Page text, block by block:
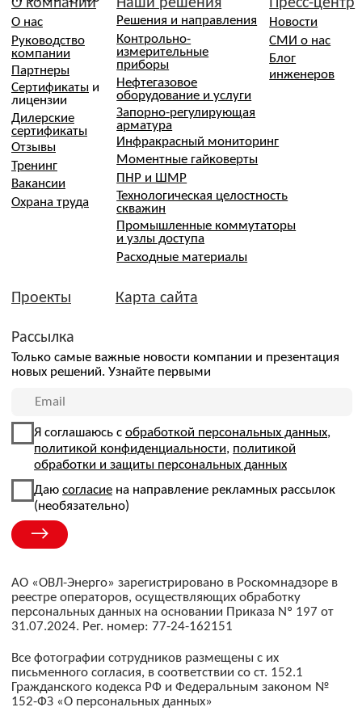
АО «ОВЛ-Энерго» зарегистрировано в Роскомнадзоре в
реестре операторов, осуществляющих обработку
персональных данных на основании Приказа Nº 197 от
31.07.2024. Рег. номер: 77-24-162151
Все фотографии сотрудников размещены с их
письменного согласия, в соответствии со ст. 152.1
Гражданского кодекса РФ и Федеральным законом №
152-ФЗ «О персональных данных»
Передача, использование изображений третьими лицами
в рекламных и/или коммерческих целях без отдельного
согласия сотрудника не допускается
политикой конфиденциальности,политикой
обработки и защиты персональных данных
Даюсогласиена направление рекламных рассылок
(необязательно)
→
Политика конфиденциальности
данных
Согласие посетителей о собираемых «Cookie»